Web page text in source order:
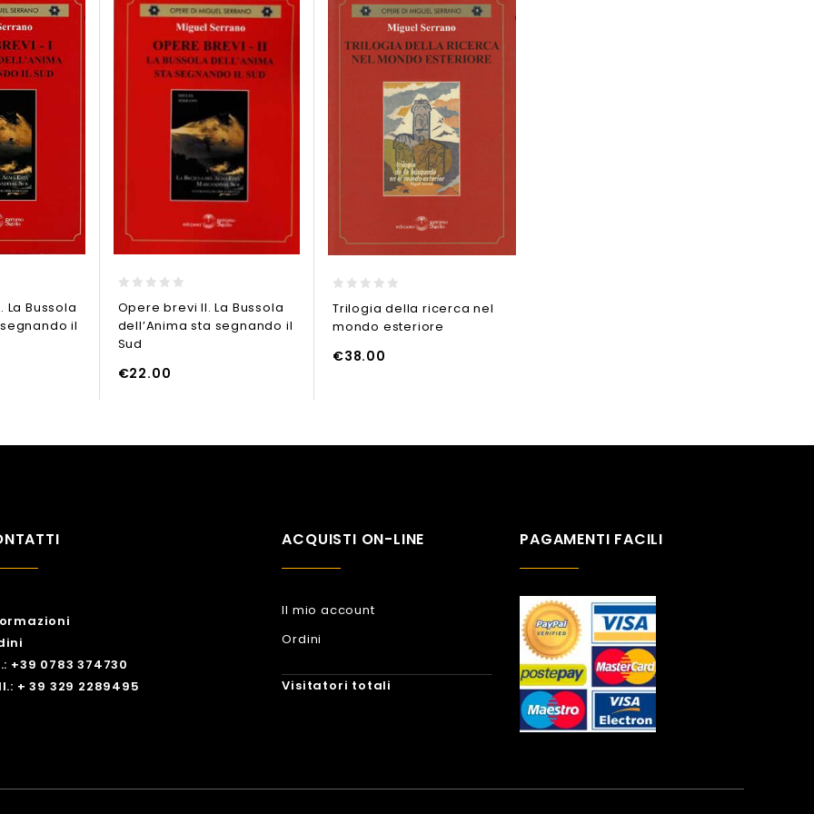
La Bussola
il
out
of
5
Opere brevi II. La Bussola
dell’Anima sta segnando il
Sud
€22.00
out
of
Trilogia della ricerca nel
mondo esteriore
€38.00
+39 0783 374730
+ 39 329 2289495
ACQUISTI ON-LINE
Il mio account
Ordini
Visitatori totali
PAGAMENTI FACILI